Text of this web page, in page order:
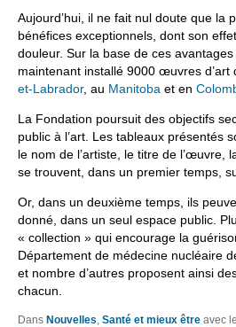
Aujourd’hui, il ne fait nul doute que la
bénéfices exceptionnels, dont son
douleur. Sur la base de ces
maintenant installé 9000 œuvres
et-Labrador, au Manitoba et en
La Fondation poursuit des objectifs
public à l’art. Les tableaux présentés
le nom de l’artiste, le titre de l’œuvre,
se trouvent, dans un premier temps,
Or, dans un deuxième temps, ils
donné, dans un seul espace public.
« collection » qui encourage la
Département de médecine nucléaire
et nombre d’autres proposent ainsi
chacun.
Dans Nouvelles Santé et mieux être avec